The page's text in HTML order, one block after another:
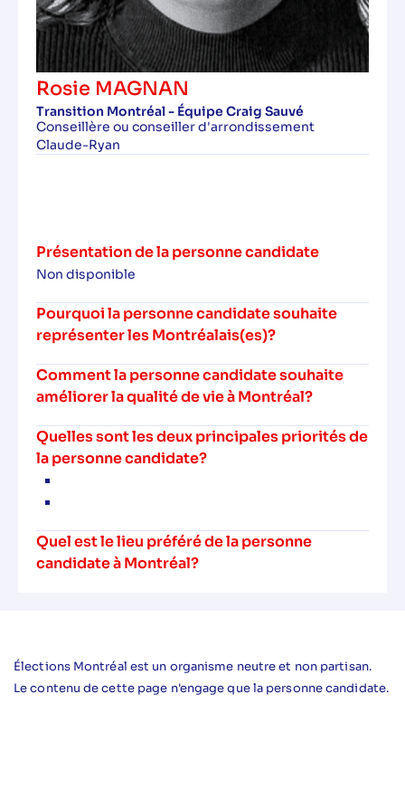
Rosie MAGNAN
Transition Montréal - Équipe Craig Sauvé
Conseillère ou conseiller d'arrondissement
Claude-Ryan
Présentation de la personne candidate
Non disponible
Pourquoi la personne candidate souhaite
représenter les Montréalais(es)?
Comment la personne candidate souhaite
améliorer la qualité de vie à Montréal?
Quelles sont les deux principales priorités de
la personne candidate?
Quel est le lieu préféré de la personne
candidate à Montréal?
Élections Montréal est un organisme neutre et non partisan.
Le contenu de cette page n'engage que la personne candidate.